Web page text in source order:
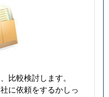
比較検討します。
に依頼をするかしっ